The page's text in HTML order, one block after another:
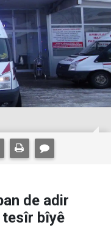
de adir
tesîr bîyê